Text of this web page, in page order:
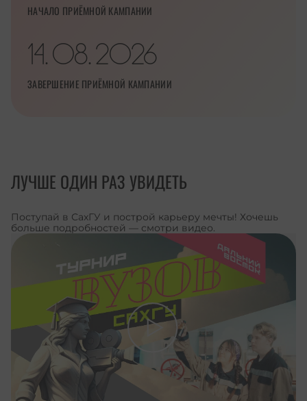
НАЧАЛО ПРИЁМНОЙ КАМПАНИИ
14 08 2026
ЗАВЕРШЕНИЕ ПРИЁМНОЙ КАМПАНИИ
ЛУЧШЕ ОДИН РАЗ УВИДЕТЬ
Поступай в СахГУ и построй карьеру мечты! Хочешь
больше подробностей — смотри видео.